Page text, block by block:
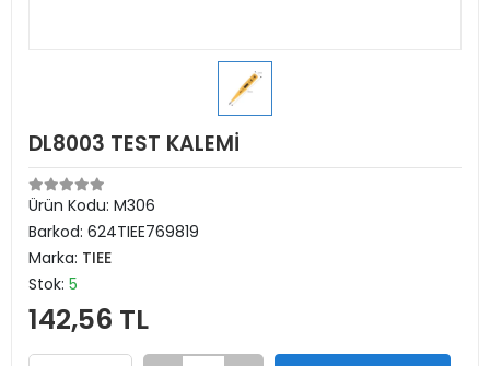
DL8003 TEST KALEMİ
Ürün Kodu: M306
Barkod: 624TIEE769819
Marka: TIEE
Stok: 5
142,56 TL